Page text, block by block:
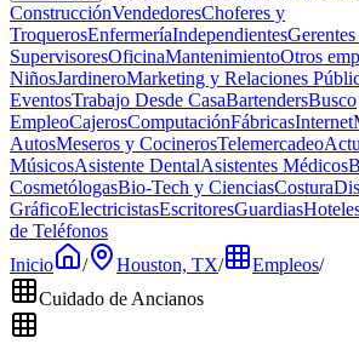
ConstrucciónVendedoresChoferes y
TroquerosEnfermeríaIndependientes
SupervisoresOficinaMantenimientoOtros
NiñosJardineroMarketing y Relaciones
EventosTrabajo Desde CasaBartendersBusco
EmpleoCajerosComputaciónFábricasInternet
AutosMeseros y CocinerosTelemercadeo
MúsicosAsistente DentalAsistentes Médicos
CosmetólogasBio-Tech y CienciasCostura
GráficoElectricistasEscritoresGuardias
de Teléfonos
Inicio
/ Houston, TX/ Empleos/
Cuidado de Ancianos